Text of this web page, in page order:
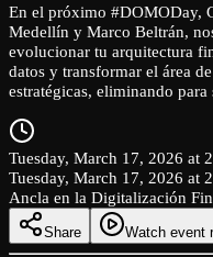
En el próximo #DOMODay,
Medellín y Marco Beltrán,
evolucionar tu arquitectura
datos y transformar el área
estratégicas, eliminando
Tuesday, March 17, 2026 at
Tuesday, March 17, 2026 at
Ancla en la Digitalización
Share Watch event